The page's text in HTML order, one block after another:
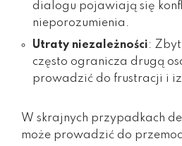
dialogu pojawiają się
nieporozumienia.
Utraty niezależności:
często ogranicza drugą
prowadzić do frustracji i
W skrajnych przypadkach
może prowadzić do